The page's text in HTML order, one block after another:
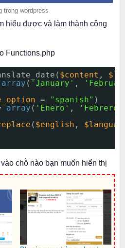
trong wordpress
hiểu được và làm thành công
Functions.php
$content ,
array ( 'January' ,
= "spanish" )
array ( 'Enero' , 'Febrero'
( $english ,
chỗ nào bạn muốn hiển thị